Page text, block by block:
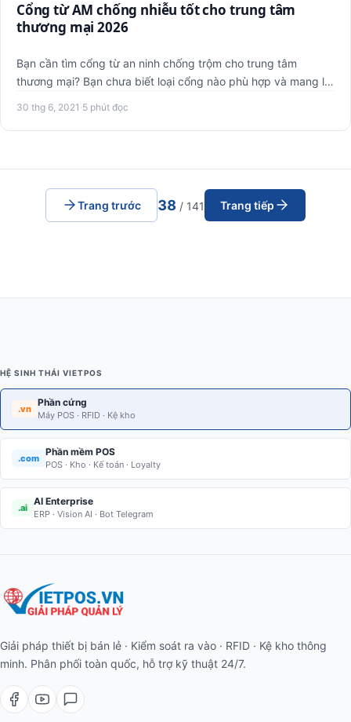
Cổng từ AM chống nhiễu tốt cho trung tâm
thương mại 2026
Bạn cần tìm cổng từ an ninh chống trộm cho trung tâm
thương mại? Bạn chưa biết loại cổng nào phù hợp và mang lại
30 thg 6, 2021 ·5 phút đọc
Trang trước 38 / 141 Trang tiếp
HỆ SINH THÁI VIETPOS
.vn
Phần cứng
Máy POS · RFID · Kệ kho
.com
Phần mềm POS
POS · Kho · Kế toán · Loyalty
.ai
AI Enterprise
ERP · Vision AI · Bot Telegram
Giải pháp thiết bị bán lẻ · Kiểm soát ra vào · RFID · Kệ kho thông
minh. Phân phối toàn quốc, hỗ trợ kỹ thuật 24/7.